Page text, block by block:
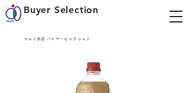
Buyer Selection
マルト水谷 バイヤーセレクション